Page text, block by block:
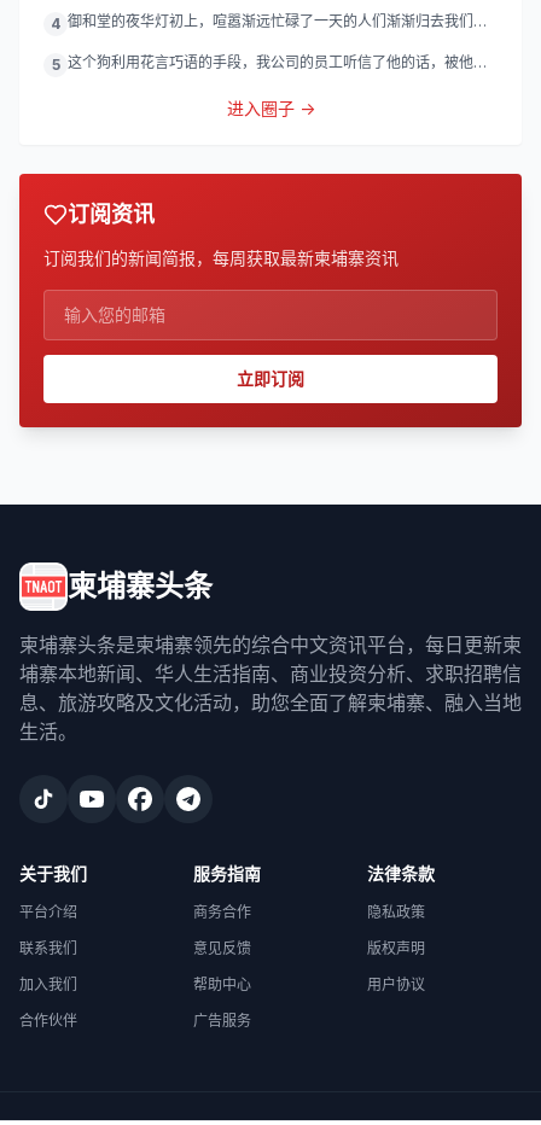
4 御和堂的夜华灯初上，喧嚣渐远忙碌了一天的人们渐渐归去我们的
5 这个狗利用花言巧语的手段，我公司的员工听信了他的话，被他带
进入圈子 →
订阅资讯
订阅我们的新闻简报，每周获取最新柬埔寨资讯
立即订阅
柬埔寨头条
柬埔寨头条是柬埔寨领先的综合中文资讯平台，每日更新柬
埔寨本地新闻、华人生活指南、商业投资分析、求职招聘信
息、旅游攻略及文化活动，助您全面了解柬埔寨、融入当地
生活。
关于我们
平台介绍
联系我们
加入我们
合作伙伴
服务指南
商务合作
意见反馈
帮助中心
广告服务
法律条款
隐私政策
版权声明
用户协议